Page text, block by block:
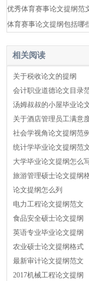
优秀体育赛事论文提纲范
体育赛事论文提纲包括哪
相关阅读
关于税收论文的提纲
会计职业道德论文目录
汤姆叔叔的小屋毕业论
关于酒店管理员工满意
社会学视角论文提纲范
统计学毕业论文提纲范
大学毕业论文提纲怎么
旅游管理硕士论文提纲
论文提纲怎么列
电力工程论文提纲范文
食品安全硕士论文提纲
英语专业毕业论文提纲
农业硕士论文提纲格式
最新审计论文提纲范文
2017机械工程论文提纲